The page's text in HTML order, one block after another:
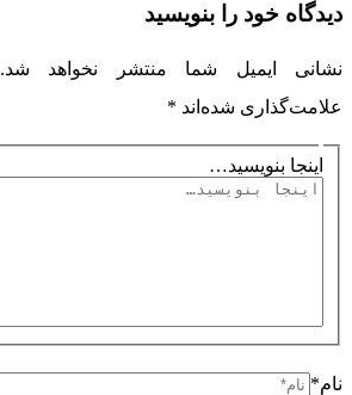
دیدگاه‌ خود را بنویسید
نشانی ایمیل شما منتشر نخواهد شد.
علامت‌گذاری شده‌اند *
اینجا بنویسید…
نام*